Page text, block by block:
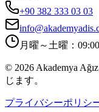
+90 382 333 03 03
月曜～土曜：
© 2026 Akademya
じます。
プライバシーポリシ